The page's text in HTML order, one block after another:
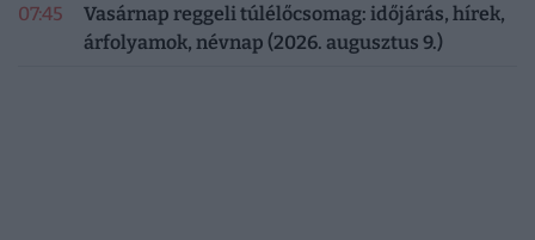
07:45
Vasárnap reggeli túlélőcsomag: időjárás, hírek,
árfolyamok, névnap (2026. augusztus 9.)